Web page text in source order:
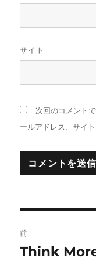
サイト
次回のコメント
ールアドレス、サイト
稿
前
前
Think